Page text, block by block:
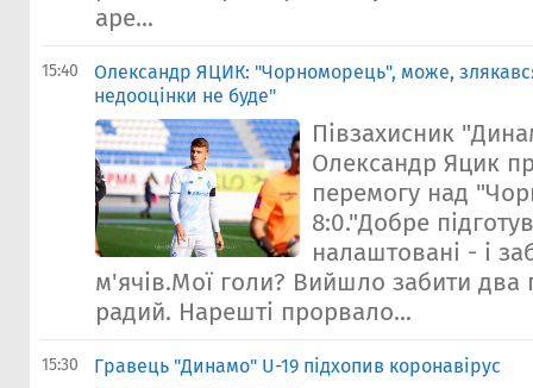
аре...
15:40
Олександр ЯЦИК: "Чорноморець", може,
недооцінки не буде"
Півзахисник
Олександр Яцик
перемогу над
8:0."Добре
налаштовані - і
м'ячів.Мої голи? Вийшло забити два
радий. Нарешті прорвало...
15:30 Гравець "Динамо" U-19 підхопив коронавірус